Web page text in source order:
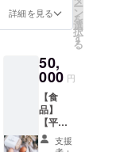
表記さ
前には
必ずお
リター
ンに貼
付され
たラベ
高
6.5cm
冷凍 ・
消費期
限もし
くは賞
味期
限：製
造日か
ら約Xヶ
詳細を見る ー
ン
を
選
択
す
る
50,
000 円
【食
品】
【平戸
平飼い
放牧卵
支援